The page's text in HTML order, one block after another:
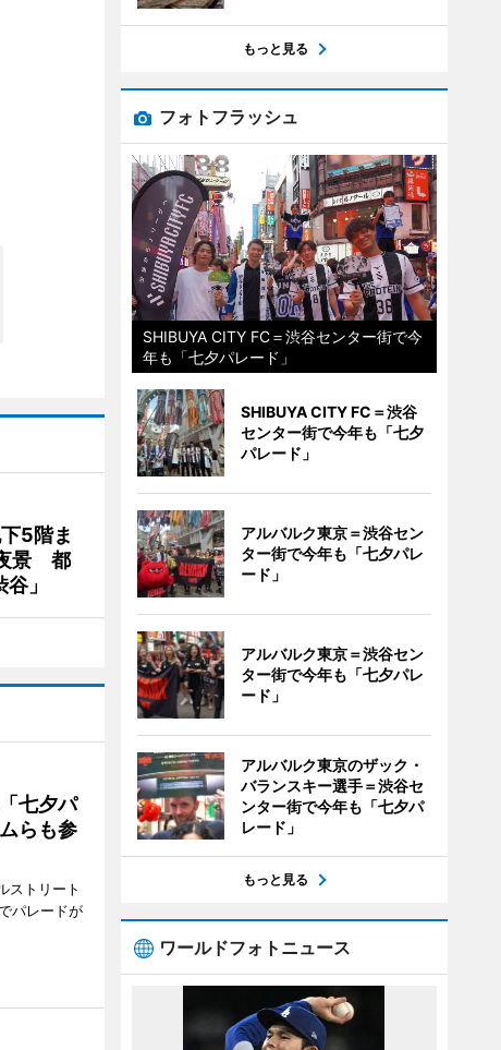
5階ま
景 都
」
七夕パ
らも参
ストリート
パレードが
もっと見る
フォトフラッシュ
SHIBUYA CITY FC＝渋谷センター街で今
年も「七夕パレード」
SHIBUYA CITY FC＝渋谷
センター街で今年も「七夕
パレード」
アルバルク東京＝渋谷セン
ター街で今年も「七夕パレ
ード」
アルバルク東京＝渋谷セン
ター街で今年も「七夕パレ
ード」
アルバルク東京のザック・
バランスキー選手＝渋谷セ
ンター街で今年も「七夕パ
レード」
もっと見る
ワールドフォトニュース